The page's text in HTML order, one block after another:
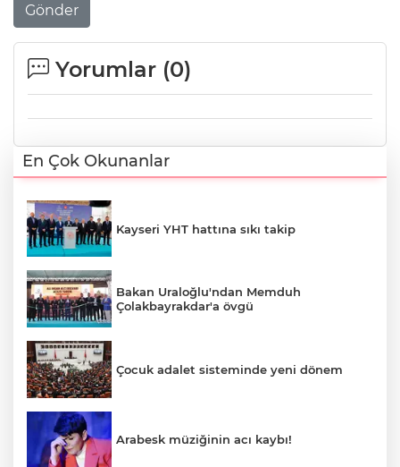
Gönder
Yorumlar (0)
En Çok Okunanlar
Kayseri YHT hattına sıkı takip
Bakan Uraloğlu'ndan Memduh
Çolakbayrakdar'a övgü
Çocuk adalet sisteminde yeni dönem
Arabesk müziğinin acı kaybı!